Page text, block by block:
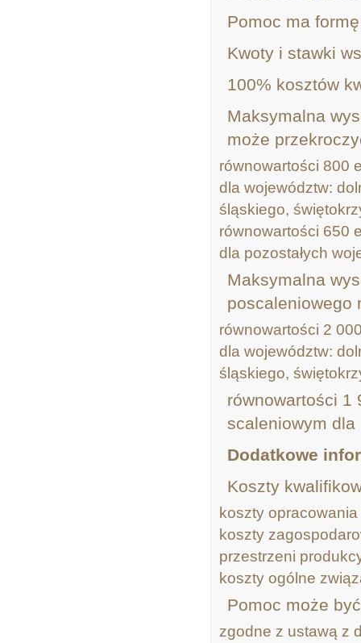
Pomoc ma
Kwoty i stawki
100% kosztów
Maksymalna
może
równowartości 800
dla województw:
śląskiego,
równowartości 650
dla pozostałych
Maksymalna
poscaleniowego
równowartości 2
dla województw:
śląskiego,
równowartości 1
scaleniowym dla
Dodatkowe
Koszty
koszty
koszty
przestrzeni
koszty ogólne
Pomoc może
zgodne z ustawą z